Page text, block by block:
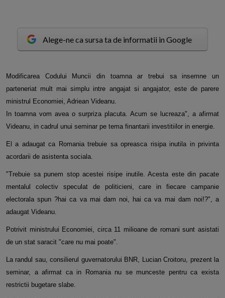
Alege-ne ca sursa ta de informatii in Google
Modificarea Codului Muncii din toamna ar trebui sa insemne un
parteneriat mult mai simplu intre angajat si angajator, este de parere
ministrul Economiei, Adriean Videanu.
In toamna vom avea o surpriza placuta. Acum se lucreaza", a afirmat
Videanu, in cadrul unui seminar pe tema finantarii investitiilor in energie.
El a adaugat ca Romania trebuie sa opreasca risipa inutila in privinta
acordarii de asistenta sociala.
"Trebuie sa punem stop acestei risipe inutile. Acesta este din pacate
mentalul colectiv speculat de politicieni, care in fiecare campanie
electorala spun ?hai ca va mai dam noi, hai ca va mai dam noi!?", a
adaugat Videanu.
Potrivit ministrului Economiei, circa 11 milioane de romani sunt asistati
de un stat saracit "care nu mai poate".
La randul sau, consilierul guvernatorului BNR, Lucian Croitoru, prezent la
seminar, a afirmat ca in Romania nu se munceste pentru ca exista
restrictii bugetare slabe.